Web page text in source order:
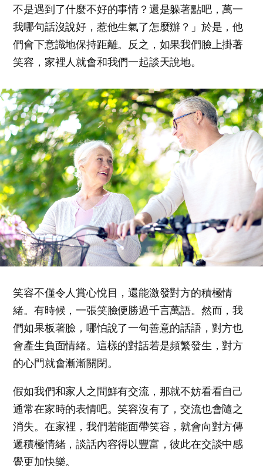
不是遇到了什麼不好的事情？還是躲著點吧，萬一
我哪句話沒說好，惹他生氣了怎麼辦？」於是，他
們會下意識地保持距離。反之，如果我們臉上掛著
笑容，家裡人就會和我們一起談天說地。
笑容不僅令人賞心悅目，還能激發對方的積極情
緒。有時候，一張笑臉便勝過千言萬語。然而，我
們如果板著臉，哪怕說了一句善意的話語，對方也
會產生負面情緒。這樣的對話若是頻繁發生，對方
的心門就會漸漸關閉。
假如我們和家人之間鮮有交流，那就不妨看看自己
通常在家時的表情吧。笑容沒有了，交流也會隨之
消失。在家裡，我們若能面帶笑容，就會向對方傳
遞積極情緒，談話內容得以豐富，彼此在交談中感
覺更加快樂。